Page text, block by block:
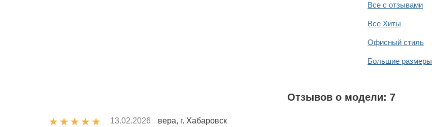
Все с отзывами
Все Хиты
Офисный стиль
Большие размеры
Отзывов о модели: 7
13.02.2026 вера, г. Хабаровск